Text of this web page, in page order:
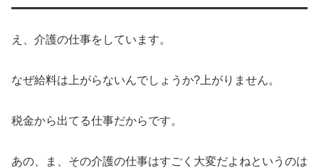
え、介護の仕事をしています。
なぜ給料は上がらないんでしょうか?上がりません。
税金から出てる仕事だからです。
あの、ま、その介護の仕事はすごく大変だよねというのは